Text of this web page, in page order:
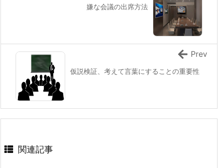
嫌な会議の出席方法
仮説検証、考えて言葉にすることの重要性
Prev
関連記事